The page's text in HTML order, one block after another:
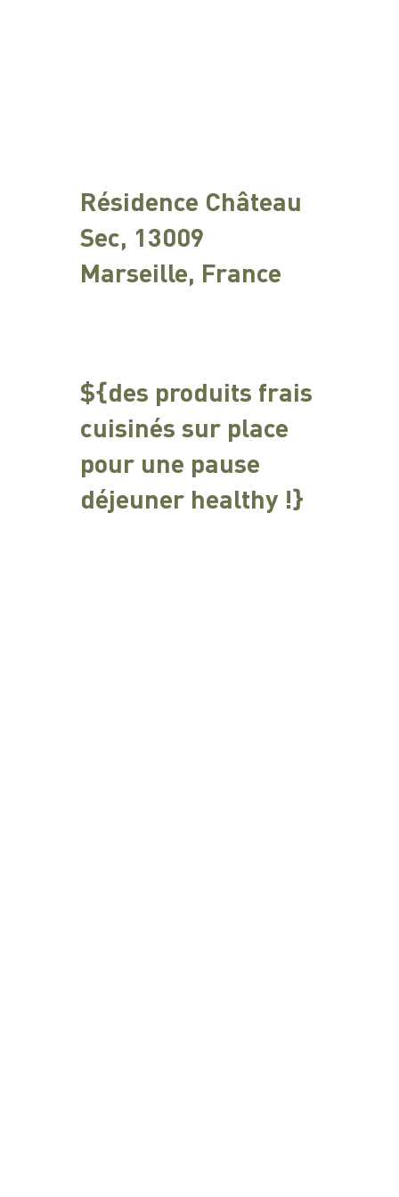
Résidence Château
Sec, 13009
Marseille, France
${des produits frais
cuisinés sur place
pour une pause
déjeuner healthy !}